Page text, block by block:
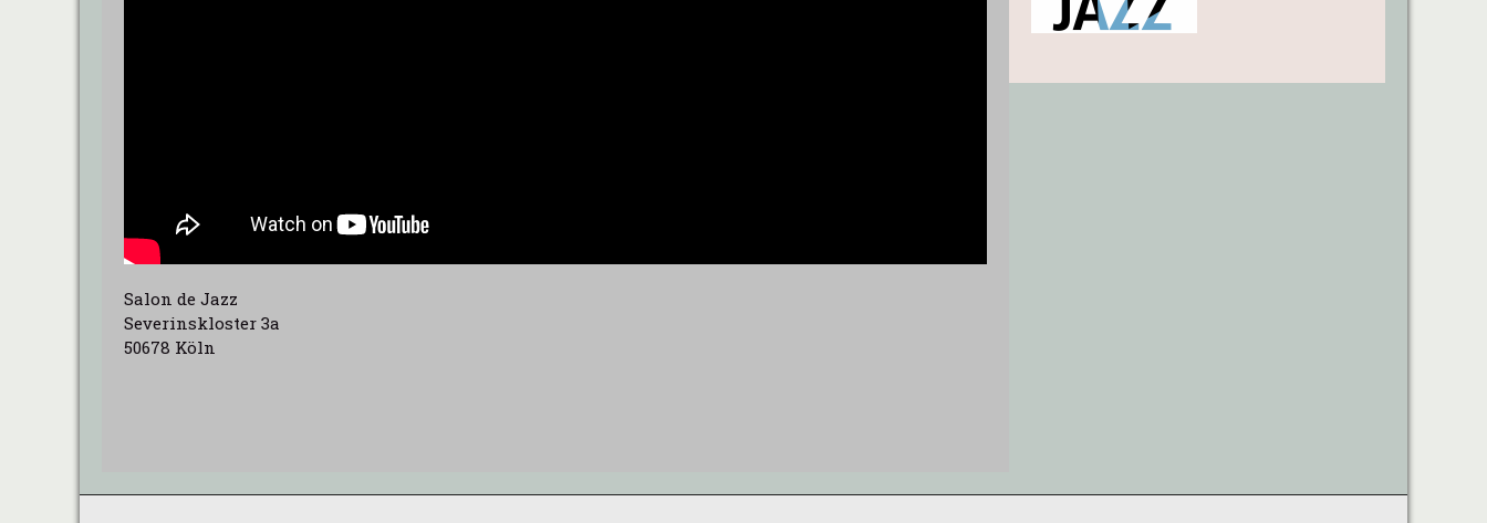
Salon de Jazz
Severinskloster 3a
50678 Köln